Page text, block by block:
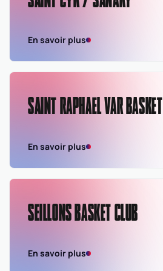
En savoir plus
SAINT RAPHAEL VAR BASKET
En savoir plus
SEILLONS BASKET CLUB
En savoir plus